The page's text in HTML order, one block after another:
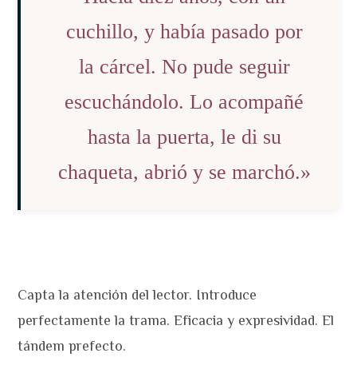
cuchillo, y había pasado por
la cárcel. No pude seguir
escuchándolo. Lo acompañé
hasta la puerta, le di su
chaqueta, abrió y se marchó.»
Capta la atención del lector. Introduce
perfectamente la trama. Eficacia y expresividad. El
tándem prefecto.